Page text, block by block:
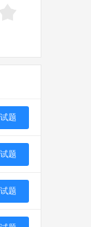
题
题
题